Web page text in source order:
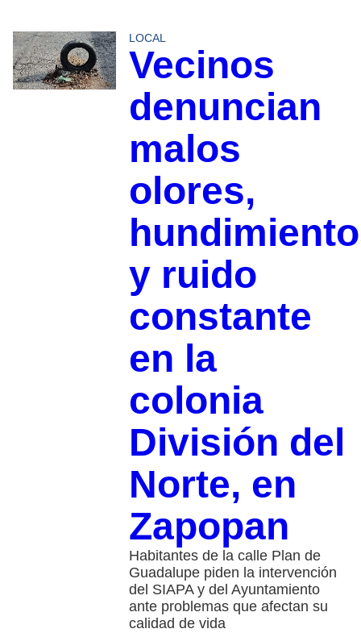
LOCAL
Vecinos
denuncian
malos
olores,
y ruido
constante
en la
colonia
División del
Norte, en
Zapopan
Habitantes de la calle Plan de
Guadalupe piden la intervención
del SIAPA y del Ayuntamiento
ante problemas que afectan su
calidad de vida